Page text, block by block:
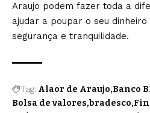
Araujo podem fazer toda a
ajudar a poupar o seu
segurança e tranquilidade.
Tag: Alaor de Araujo Banco
Bolsa de valores bradesco